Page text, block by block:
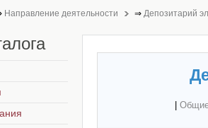
Направление деятельности ⇒ Депозитарий